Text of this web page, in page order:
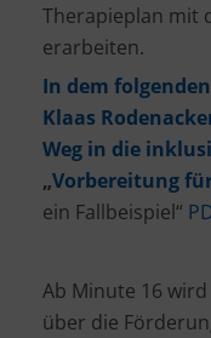
Therapieplan mit
erarbeiten.
In dem
Klaas
Weg in die
„Vorbereitung
ein Fallbeispiel“
Ab Minute 16
über die